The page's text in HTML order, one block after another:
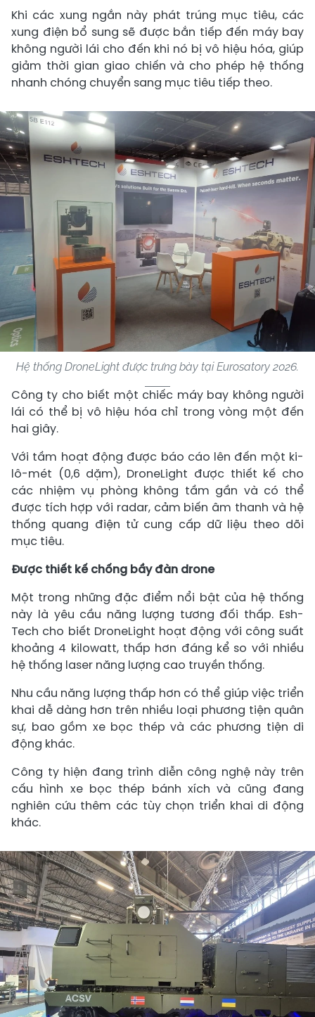
Khi các xung ngắn này phát trúng mục tiêu, các
xung điện bổ sung sẽ được bắn tiếp đến máy bay
không người lái cho đến khi nó bị vô hiệu hóa, giúp
giảm thời gian giao chiến và cho phép hệ thống
nhanh chóng chuyển sang mục tiêu tiếp theo.
Hệ thống DroneLight được trưng bày tại Eurosatory 2026.
Công ty cho biết một chiếc máy bay không người
lái có thể bị vô hiệu hóa chỉ trong vòng một đến
hai giây.
Với tầm hoạt động được báo cáo lên đến một ki-
lô-mét (0,6 dặm), DroneLight được thiết kế cho
các nhiệm vụ phòng không tầm gần và có thể
được tích hợp với radar, cảm biến âm thanh và hệ
thống quang điện tử cung cấp dữ liệu theo dõi
mục tiêu.
Được thiết kế chống bầy đàn drone
Một trong những đặc điểm nổi bật của hệ thống
này là yêu cầu năng lượng tương đối thấp. Esh-
Tech cho biết DroneLight hoạt động với công suất
khoảng 4 kilowatt, thấp hơn đáng kể so với nhiều
hệ thống laser năng lượng cao truyền thống.
Nhu cầu năng lượng thấp hơn có thể giúp việc triển
khai dễ dàng hơn trên nhiều loại phương tiện quân
sự, bao gồm xe bọc thép và các phương tiện di
động khác.
Công ty hiện đang trình diễn công nghệ này trên
cấu hình xe bọc thép bánh xích và cũng đang
nghiên cứu thêm các tùy chọn triển khai di động
khác.